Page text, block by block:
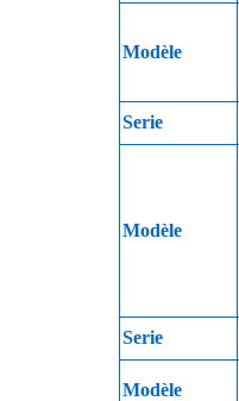
Modèle
Serie
Modèle
Serie
Modèle